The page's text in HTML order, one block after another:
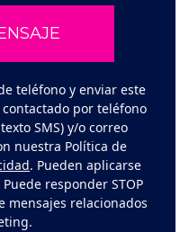
teléfono y enviar este
por teléfono
SMS) y/o correo
nuestra Política de
. Pueden aplicarse
responder STOP
mensajes relacionados